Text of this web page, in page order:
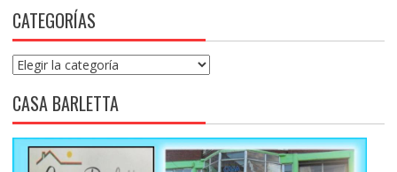
CATEGORÍAS
Categorías
CASA BARLETTA